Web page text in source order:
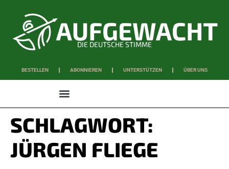
DIE DEUTSCHE STIMME
BESTELLEN ABONNIEREN UNTERSTÜTZEN ÜBER UNS
SCHLAGWORT:
JÜRGEN FLIEGE